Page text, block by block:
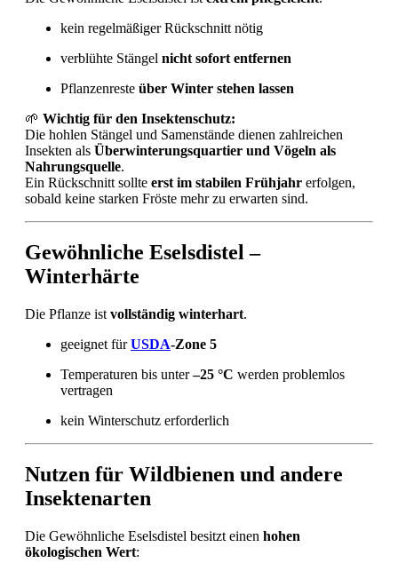
kein regelmäßiger Rückschnitt nötig
verblühte Stängel nicht sofort entfernen
Pflanzenreste über Winter stehen lassen
🌱 Wichtig für den Insektenschutz:
Die hohlen Stängel und Samenstände dienen zahlreichen
Insekten als Überwinterungsquartier und Vögeln als
Nahrungsquelle.
Ein Rückschnitt sollte erst im stabilen Frühjahr erfolgen,
sobald keine starken Fröste mehr zu erwarten sind.
Gewöhnliche Eselsdistel –
Winterhärte
Die Pflanze ist vollständig winterhart.
geeignet fürUSDA-Zone 5
Temperaturen bis unter–25 °C werden problemlos
vertragen
kein Winterschutz erforderlich
Nutzen für Wildbienen und andere
Insektenarten
Die Gewöhnliche Eselsdistel besitzt einen hohen
ökologischen Wert: